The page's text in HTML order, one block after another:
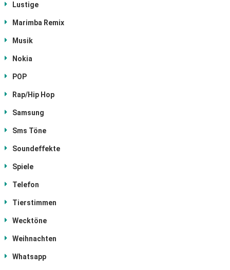
Lustige
Marimba Remix
Musik
Nokia
POP
Rap/Hip Hop
Samsung
Sms Töne
Soundeffekte
Spiele
Telefon
Tierstimmen
Wecktöne
Weihnachten
Whatsapp